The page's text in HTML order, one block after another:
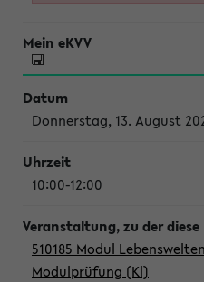
Donnerstag, 13. August
10:00-12:00
510185 Modul
Modulprüfung (Kl)